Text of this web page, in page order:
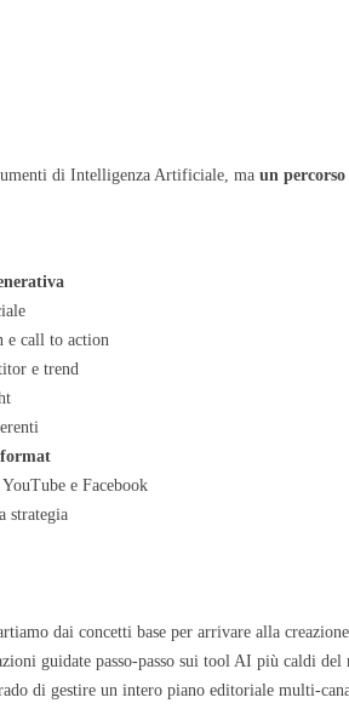
di Intelligenza Artificiale, maun
e call to action
e trend
e Facebook
strategia
dai concetti base per arrivare alla
guidate passo-passo sui tool AI più caldi del
di gestire un intero piano editoriale multi-